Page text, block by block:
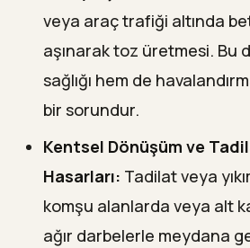
veya araç trafiği altında
aşınarak toz üretmesi. Bu
sağlığı hem de
bir sorundur.
Kentsel Dönüşüm ve
Hasarları: Tadilat veya
komşu alanlarda veya alt
ağır darbelerle meydana